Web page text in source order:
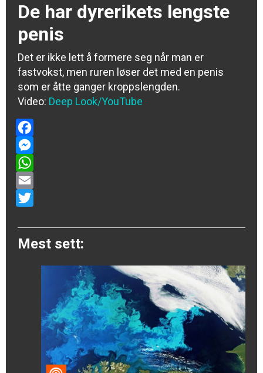
De har dyrerikets lengste
penis
Det er ikke lett å formere seg når man er
fastvokst, men ruren løser det med en penis
som er åtte ganger kroppslengden.
Video: Deep Look/YouTube
Facebook
Messenger
WhatsApp
Email
Mest sett: